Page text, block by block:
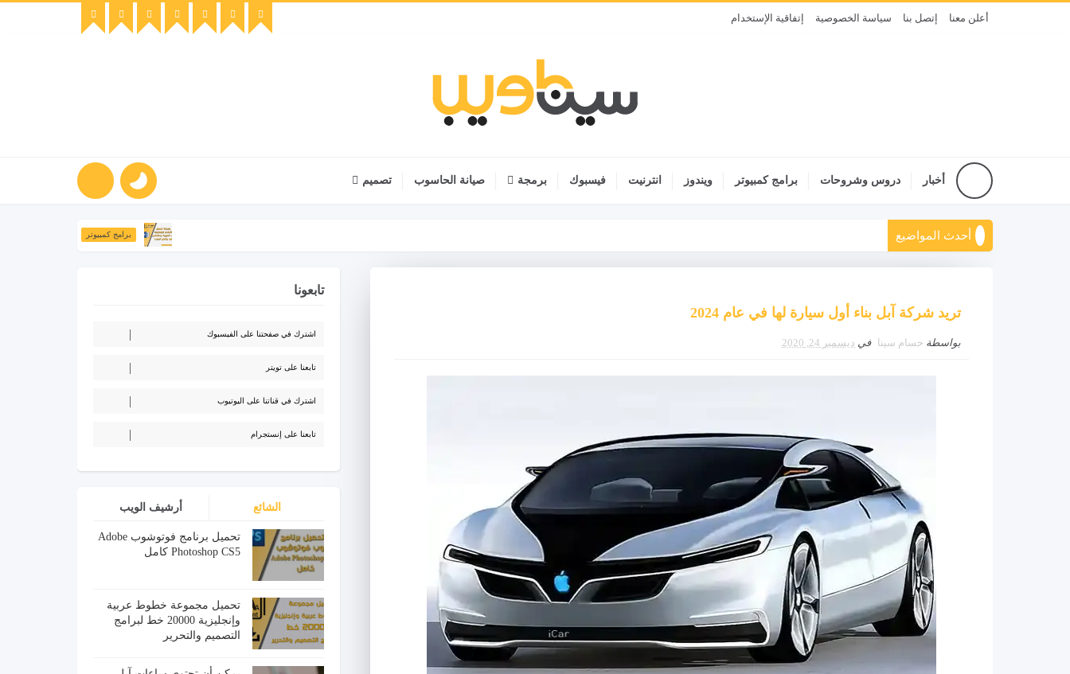
أعلن معنا إتصل بنا سياسة الخصوصية إتفاقية الإستخدام
أخبار دروس وشروحات برامج كمبيوتر ويندوز انترنيت فيسبوك برمجة صيانة الحاسوب تصميم
أحدث المواضيع برامج كمبيوتر طريقة تحويل الأرقام
تريد شركة آبل بناء أول سيارة لها في عام 2024
بواسطة حسام سينا في ديسمبر 24, 2020
تابعونا
اشترك في صفحتنا على الفيسبوك
تابعنا على تويتر
اشترك في قناتنا على اليوتيوب
تابعنا على إنستجرام
الشائع أرشيف الويب
تحميل برنامج فوتوشوب Adobe
Photoshop CS5 كامل
تحميل مجموعة خطوط عربية
وإنجليزية 20000 خط لبرامج
التصميم والتحرير